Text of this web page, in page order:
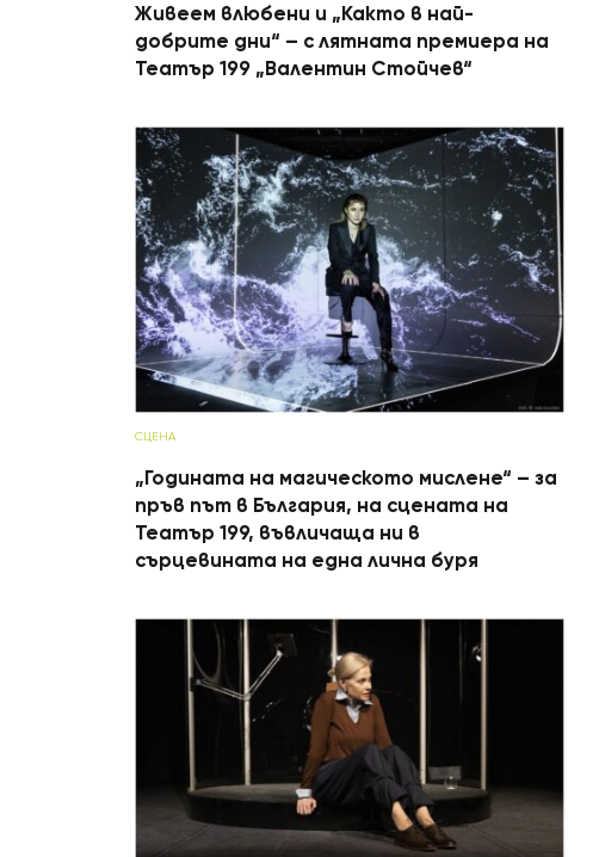
Живеем влюбени и „Както в най-
добрите дни“ – с лятната премиера на
Театър 199 „Валентин Стойчев“
СЦЕНА
„Годината на магическото мислене“ – за
пръв път в България, на сцената на
Театър 199, въвличаща ни в
сърцевината на една лична буря